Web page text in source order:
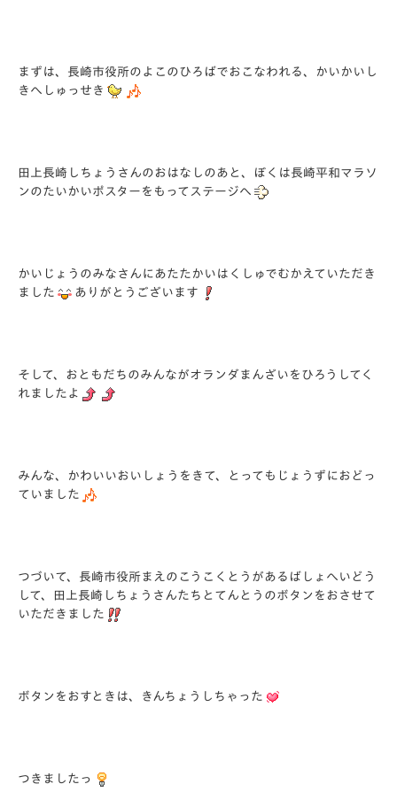
まずは、長崎市役所のよこのひろばでおこなわれる、かいかいし
きへしゅっせき
田上長崎しちょうさんのおはなしのあと、ぼくは長崎平和マラソ
ンのたいかいポスターをもってステージへ
かいじょうのみなさんにあたたかいはくしゅでむかえていただき
ました
ありがとうございます
そして、おともだちのみんながオランダまんざいをひろうしてく
れましたよ
みんな、かわいいおいしょうをきて、とってもじょうずにおどっ
ていました
つづいて、長崎市役所まえのこうこくとうがあるばしょへいどう
して、田上長崎しちょうさんたちとてんとうのボタンをおさせて
いただきました
ボタンをおすときは、きんちょうしちゃった
つきましたっ